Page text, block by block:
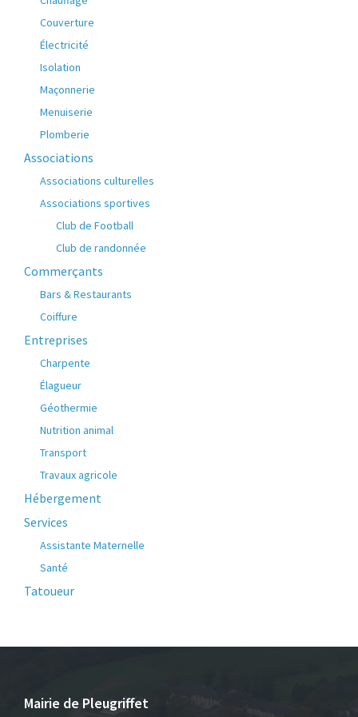
Couverture
Électricité
Isolation
Maçonnerie
Menuiserie
Plomberie
Associations
Associations culturelles
Associations sportives
Club de Football
Club de randonnée
Commerçants
Bars & Restaurants
Coiffure
Entreprises
Charpente
Élagueur
Géothermie
Nutrition animal
Transport
Travaux agricole
Hébergement
Services
Assistante Maternelle
Santé
Tatoueur
Mairie de Pleugriffet